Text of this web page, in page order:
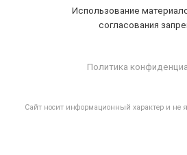
Использование
согласования
Политика
Cайт носит информационный характер и не